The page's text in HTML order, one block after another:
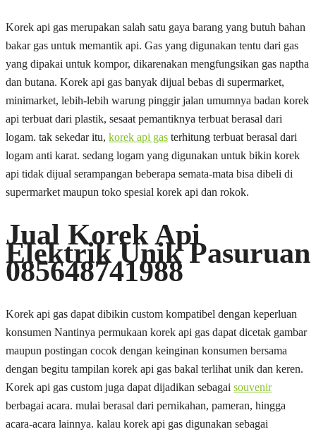
Korek api gas merupakan salah satu gaya barang yang butuh bahan
bakar gas untuk memantik api. Gas yang digunakan tentu dari gas
yang dipakai untuk kompor, dikarenakan mengfungsikan gas naptha
dan butana. Korek api gas banyak dijual bebas di supermarket,
minimarket, lebih-lebih warung pinggir jalan umumnya badan korek
api terbuat dari plastik, sesaat pemantiknya terbuat berasal dari
logam. tak sekedar itu, korek api gas terhitung terbuat berasal dari
logam anti karat. sedang logam yang digunakan untuk bikin korek
api tidak dijual serampangan beberapa semata-mata bisa dibeli di
supermarket maupun toko spesial korek api dan rokok.
Jual Korek Api
Elektrik Unik Pasuruan
085648741988
Korek api gas dapat dibikin custom kompatibel dengan keperluan
konsumen Nantinya permukaan korek api gas dapat dicetak gambar
maupun postingan cocok dengan keinginan konsumen bersama
dengan begitu tampilan korek api gas bakal terlihat unik dan keren.
Korek api gas custom juga dapat dijadikan sebagai souvenir
berbagai acara. mulai berasal dari pernikahan, pameran, hingga
acara-acara lainnya. kalau korek api gas digunakan sebagai